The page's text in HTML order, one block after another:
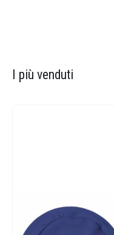
I più venduti